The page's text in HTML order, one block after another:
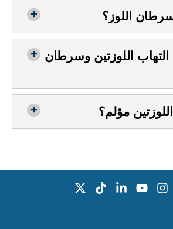
اللوز؟
التهاب اللوزتين وسرطان
مؤلم؟